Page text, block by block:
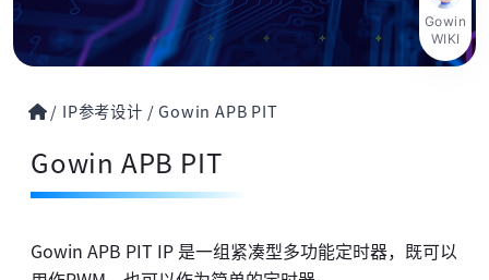
/ IP参考设计 /Gowin APB PIT
Gowin APB PIT
Gowin APB PIT IP 是一组紧凑型多功能定时器，既可以
Gowin
WIKI